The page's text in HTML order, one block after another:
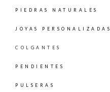
PIEDRAS NATURALES
JOYAS PERSONALIZADAS
COLGANTES
PENDIENTES
PULSERAS